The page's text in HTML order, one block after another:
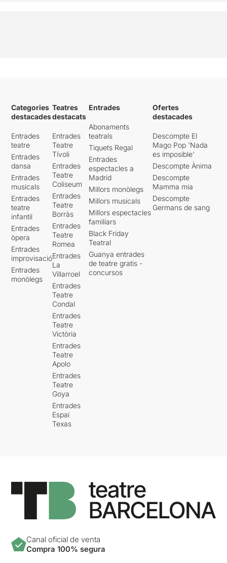
Categories
destacades
Entrades
teatre
Entrades
dansa
Entrades
musicals
Entrades
teatre
infantil
Entrades
òpera
Entrades
improvisació
Entrades
monòlegs
Teatres
destacats
Entrades
Teatre
Tívoli
Entrades
Teatre
Coliseum
Entrades
Teatre
Borràs
Entrades
Teatre
Romea
Entrades
La
Villarroel
Entrades
Teatre
Condal
Entrades
Teatre
Victòria
Entrades
Teatre
Apolo
Entrades
Teatre
Goya
Entrades
Espai
Texas
Entrades
Abonaments
teatrals
Tiquets Regal
Entrades
espectacles a
Madrid
Millors monòlegs
Millors musicals
Millors espectacles
familiars
Black Friday
Teatral
Guanya entrades
de teatre gratis -
concursos
Ofertes
destacades
Descompte El
Mago Pop 'Nada
es imposible'
Descompte Ànima
Descompte
Mamma mia
Descompte
Germans de sang
Canal oficial de venta
Compra 100% segura